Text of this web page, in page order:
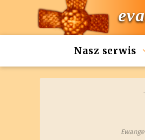
Nasz serwis